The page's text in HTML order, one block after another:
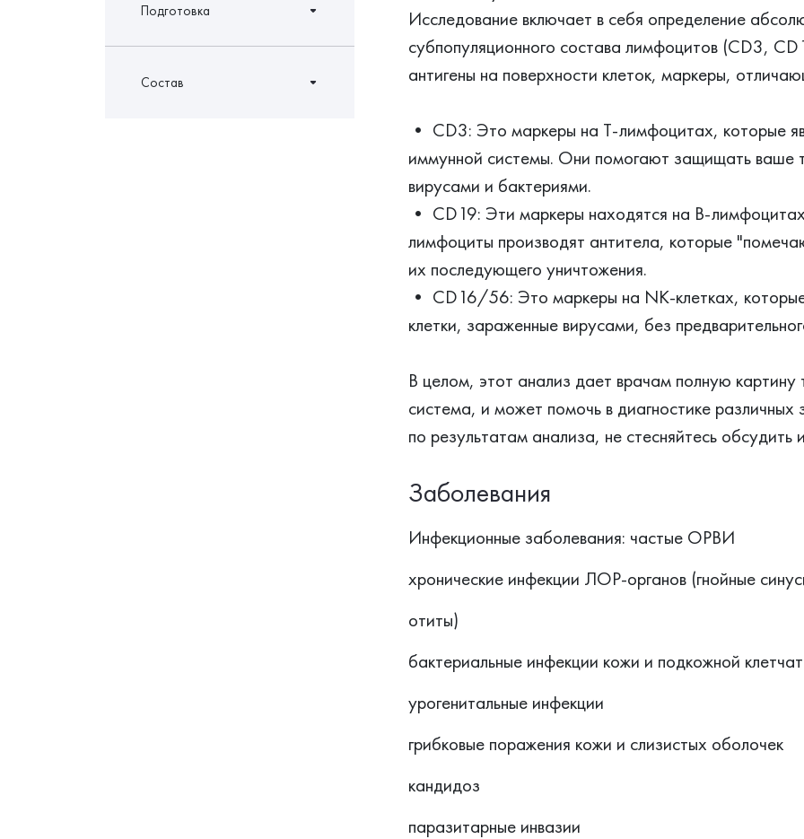
Подготовка
Состав
Исследование включает в себя определение
субпопуляционного состава лимфоцитов (CD3,
антигены на поверхности клеток, маркеры,
• CD3: Это маркеры на Т-лимфоцитах, которые
иммунной системы. Они помогают защищать ваше
вирусами и бактериями.
• CD19: Эти маркеры находятся на В-
лимфоциты производят антитела, которые
их последующего уничтожения.
• CD16/56: Это маркеры на NK-клетках, которые
клетки, зараженные вирусами, без
В целом, этот анализ дает врачам полную
система, и может помочь в диагностике различных
по результатам анализа, не стесняйтесь обсудить
Заболевания
Инфекционные заболевания: частые ОРВИ
хронические инфекции ЛОР-органов (гнойные
отиты)
бактериальные инфекции кожи и подкожной
урогенитальные инфекции
грибковые поражения кожи и слизистых оболочек
кандидоз
паразитарные инвазии